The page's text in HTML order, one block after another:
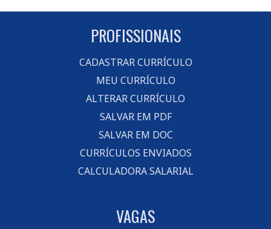
PROFISSIONAIS
CADASTRAR CURRÍCULO
MEU CURRÍCULO
ALTERAR CURRÍCULO
SALVAR EM PDF
SALVAR EM DOC
CURRÍCULOS ENVIADOS
CALCULADORA SALARIAL
VAGAS